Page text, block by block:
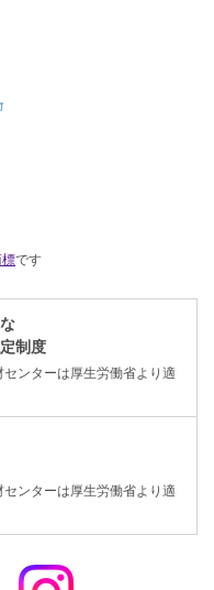
です
制度
ンターは厚生労働省より適
ンターは厚生労働省より適